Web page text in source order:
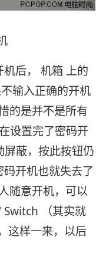
后， 机箱 上的
输入正确的开机
的是并不是所有
设置完了密码开
蔽，按此按钮仍
码开机也就失去了
随意开机，可以
Switch （其实就
这样一来，以后